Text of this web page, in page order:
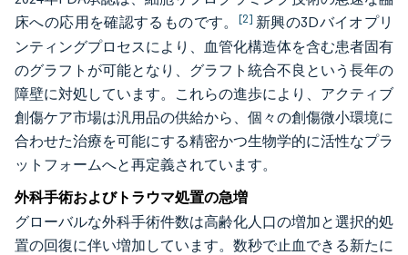
床への応用を確認するものです。 [2] 新興の3Dバイオプリ
ンティングプロセスにより、血管化構造体を含む患者固有
のグラフトが可能となり、グラフト統合不良という長年の
障壁に対処しています。これらの進歩により、アクティブ
創傷ケア市場は汎用品の供給から、個々の創傷微小環境に
合わせた治療を可能にする精密かつ生物学的に活性なプラ
ットフォームへと再定義されています。
外科手術およびトラウマ処置の急増
グローバルな外科手術件数は高齢化人口の増加と選択的処
置の回復に伴い増加しています。数秒で止血できる新たに